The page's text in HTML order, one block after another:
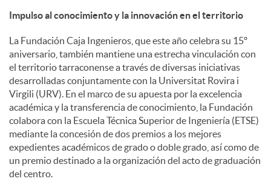
Impulso al conocimiento y la innovación en el territorio
La Fundación Caja Ingenieros, que este año celebra su 15º
aniversario, también mantiene una estrecha vinculación con
el territorio tarraconense a través de diversas iniciativas
desarrolladas conjuntamente con la Universitat Rovira i
Virgili (URV). En el marco de su apuesta por la excelencia
académica y la transferencia de conocimiento, la Fundación
colabora con la Escuela Técnica Superior de Ingeniería (ETSE)
mediante la concesión de dos premios a los mejores
expedientes académicos de grado o doble grado, así como de
un premio destinado a la organización del acto de graduación
del centro.